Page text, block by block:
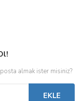
almak ister misiniz?
EKLE